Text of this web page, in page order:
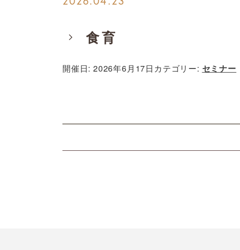
食育
開催日: 2026年6月17日 カテゴリー: セミナー